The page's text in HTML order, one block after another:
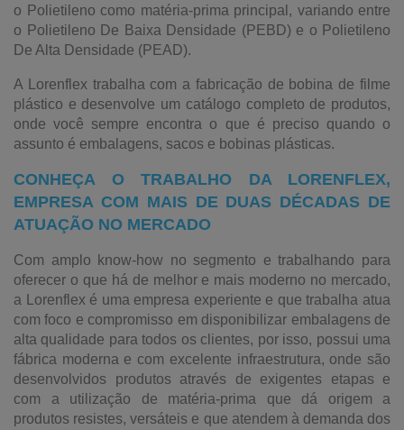
o Polietileno como matéria-prima principal, variando entre
o Polietileno De Baixa Densidade (PEBD) e o Polietileno
De Alta Densidade (PEAD).
A Lorenflex trabalha com a fabricação de bobina de filme
plástico e desenvolve um catálogo completo de produtos,
onde você sempre encontra o que é preciso quando o
assunto é embalagens, sacos e bobinas plásticas.
CONHEÇA O TRABALHO DA LORENFLEX,
EMPRESA COM MAIS DE DUAS DÉCADAS DE
ATUAÇÃO NO MERCADO
Com amplo know-how no segmento e trabalhando para
oferecer o que há de melhor e mais moderno no mercado,
a Lorenflex é uma empresa experiente e que trabalha atua
com foco e compromisso em disponibilizar embalagens de
alta qualidade para todos os clientes, por isso, possui uma
fábrica moderna e com excelente infraestrutura, onde são
desenvolvidos produtos através de exigentes etapas e
com a utilização de matéria-prima que dá origem a
produtos resistes, versáteis e que atendem à demanda dos